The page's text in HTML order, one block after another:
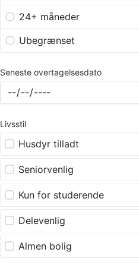
24+ måneder
Ubegrænset
Seneste overtagelsesdato
Livsstil
Husdyr tilladt
Seniorvenlig
Kun for studerende
Delevenlig
Almen bolig